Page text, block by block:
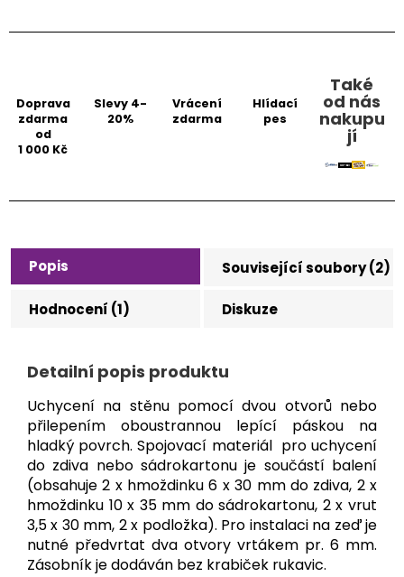
Doprava
zdarma
od
1 000 Kč
Slevy 4-
20%
Vrácení
zdarma
Hlídací
pes
Také
od nás
nakupu
jí
Popis Související soubory (2)
Hodnocení (1) Diskuze
Detailní popis produktu
Uchycení na stěnu pomocí dvou otvorů nebo
přilepením oboustrannou lepící páskou na
hladký povrch. Spojovací materiál pro uchycení
do zdiva nebo sádrokartonu je součástí balení
(obsahuje 2 x hmoždinku 6 x 30 mm do zdiva, 2 x
hmoždinku 10 x 35 mm do sádrokartonu, 2 x vrut
3,5 x 30 mm, 2 x podložka). Pro instalaci na zeď je
nutné předvrtat dva otvory vrtákem pr. 6 mm.
Zásobník je dodáván bez krabiček rukavic.